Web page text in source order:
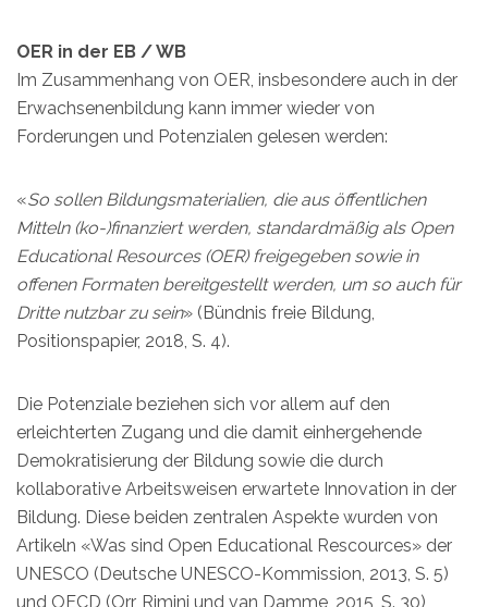
OER in der EB / WB
Im Zusammenhang von OER, insbesondere auch in der
Erwachsenenbildung kann immer wieder von
Forderungen und Potenzialen gelesen werden:
«So sollen Bildungsmaterialien, die aus öffentlichen
Mitteln (ko-)finanziert werden, standardmäßig als Open
Educational Resources (OER) freigegeben sowie in
offenen Formaten bereitgestellt werden, um so auch für
Dritte nutzbar zu sein» (Bündnis freie Bildung,
Positionspapier, 2018, S. 4).
Die Potenziale beziehen sich vor allem auf den
erleichterten Zugang und die damit einhergehende
Demokratisierung der Bildung sowie die durch
kollaborative Arbeitsweisen erwartete Innovation in der
Bildung. Diese beiden zentralen Aspekte wurden von
Artikeln «Was sind Open Educational Rescources» der
UNESCO (Deutsche UNESCO-Kommission, 2013, S. 5)
und OECD (Orr, Rimini und van Damme, 2015, S. 30)